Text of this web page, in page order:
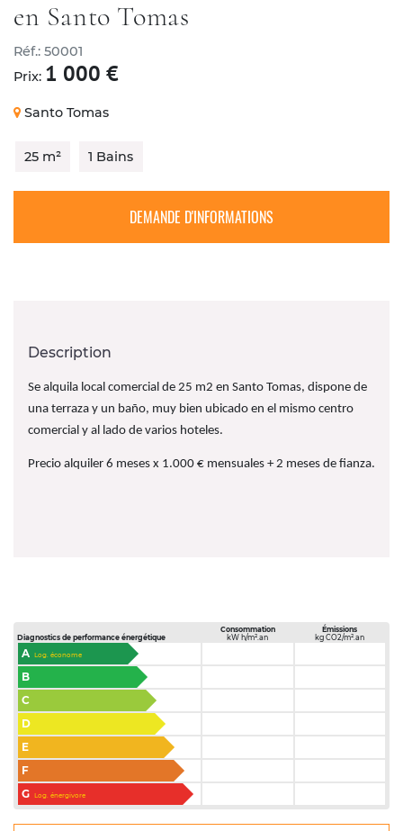
CONTACT
en Santo Tomas
Réf.: 50001
Prix: 1 000 €
Santo Tomas
25 m² 1 Bains
DEMANDE D'INFORMATIONS
Description
Se alquila local comercial de 25 m2 en Santo Tomas, dispone de
una terraza y un baño, muy bien ubicado en el mismo centro
comercial y al lado de varios hoteles.
Precio alquiler 6 meses x 1.000 € mensuales + 2 meses de fianza.
Diagnostics de performance énergétique
Consommation
kW h/m².an
Émissions
kg CO2/m².an
A Log. économe
B
C
D
E
F
G Log. énergivore